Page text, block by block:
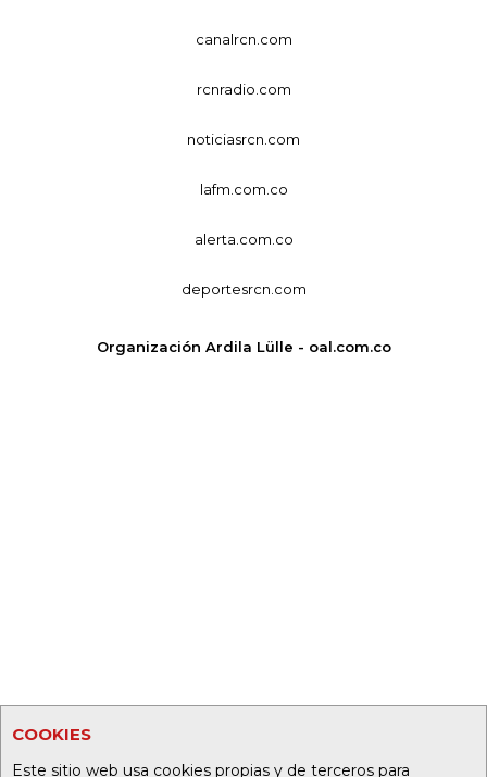
COOKIES
Este sitio web usa cookies propias y de terceros para
canalrcn.com
rcnradio.com
noticiasrcn.com
lafm.com.co
alerta.com.co
deportesrcn.com
Organización Ardila Lülle - oal.com.co